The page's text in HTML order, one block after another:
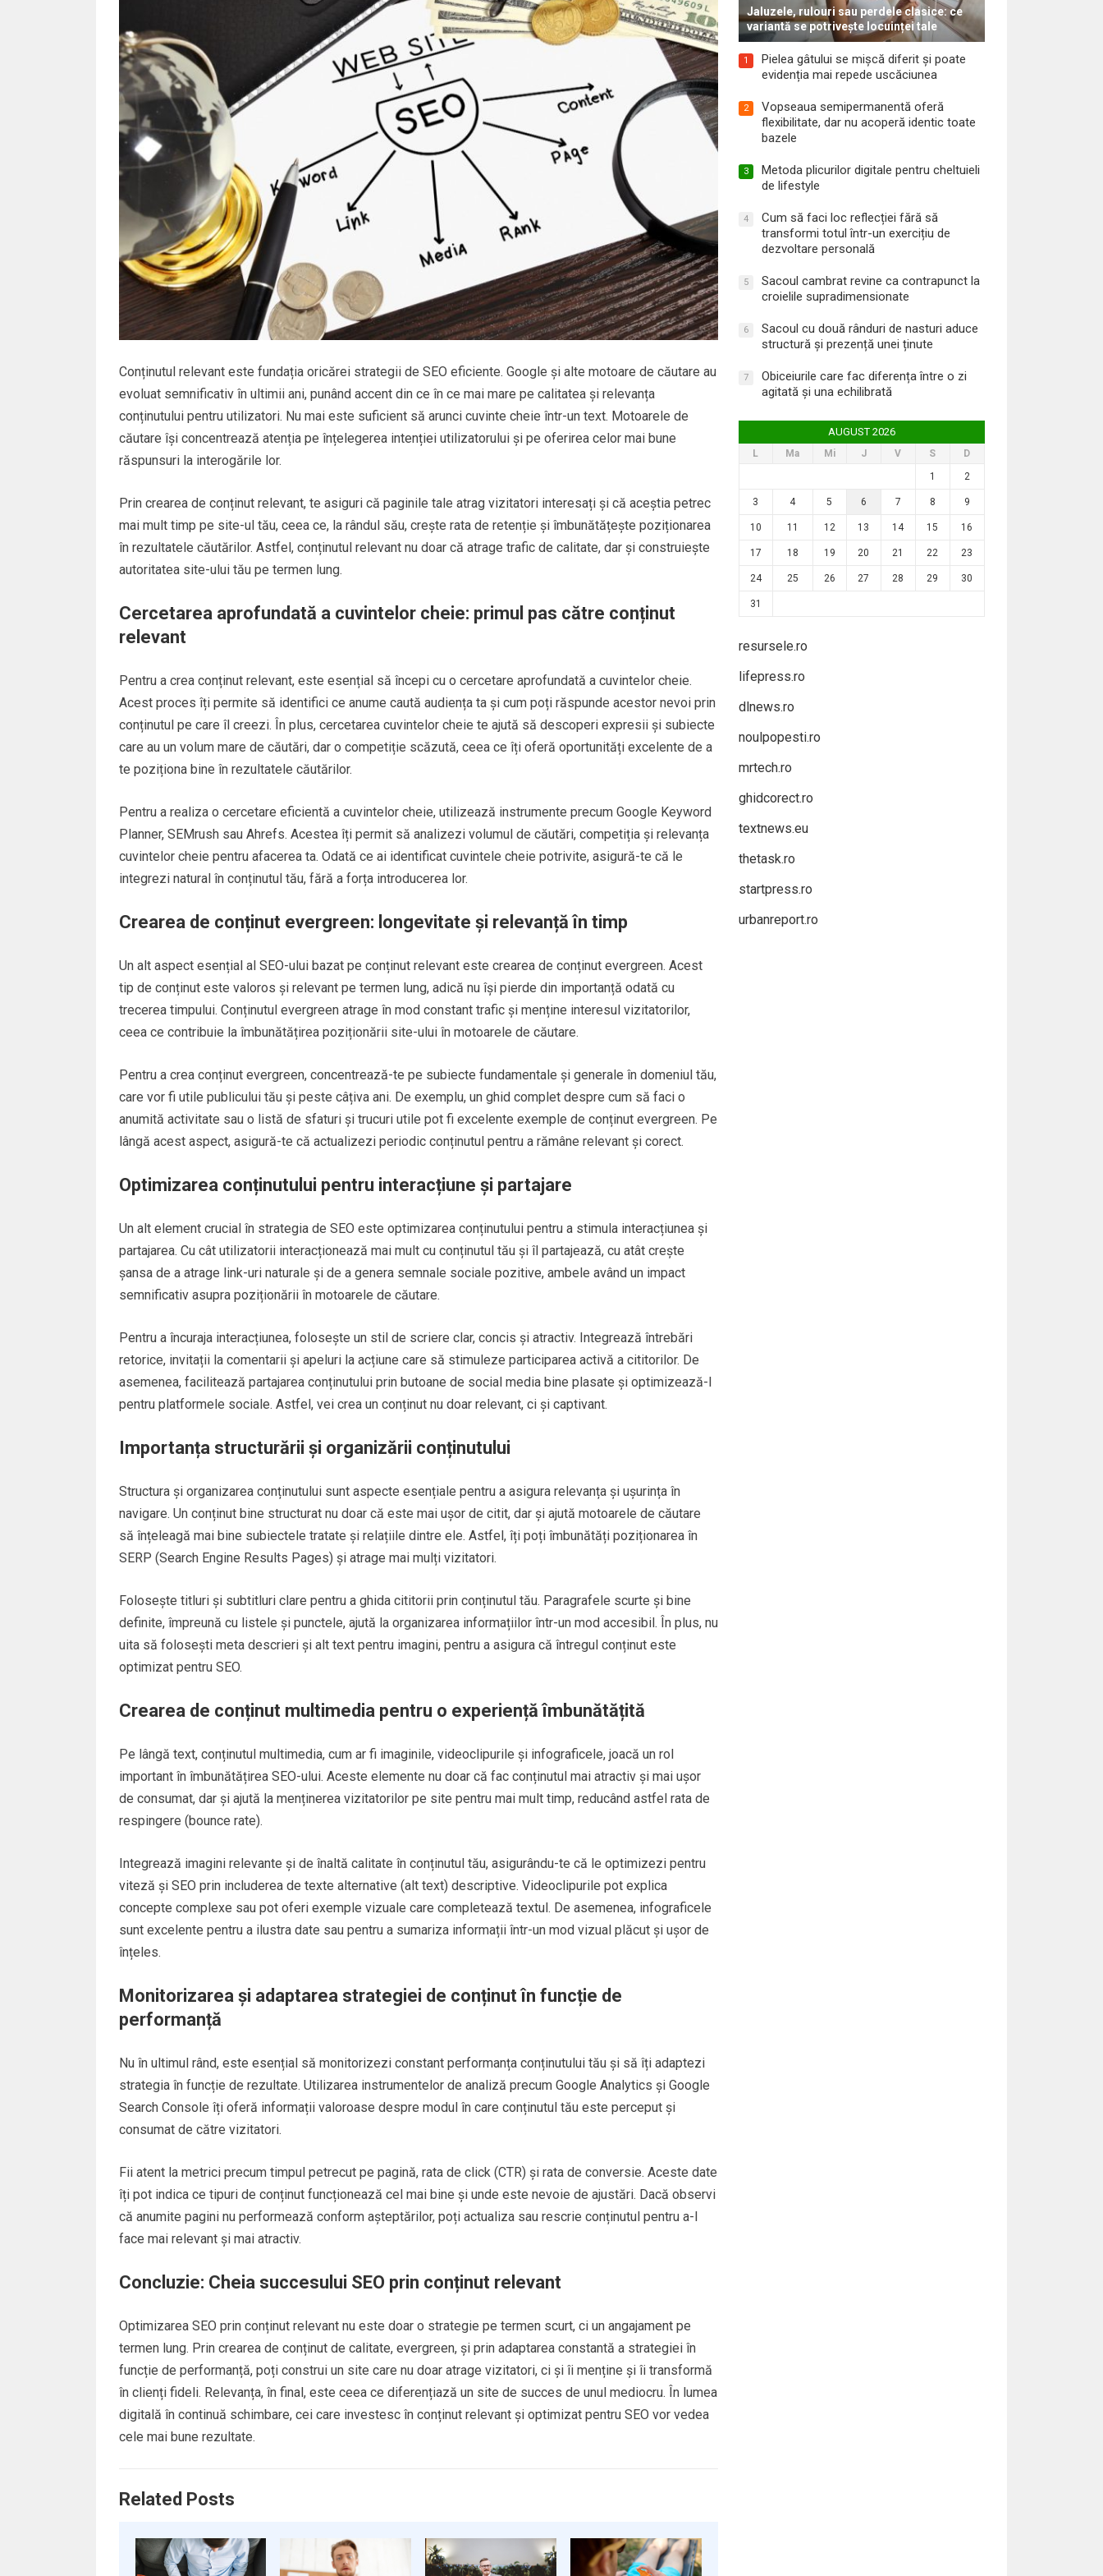
Conținutul relevant este fundația oricărei strategii de SEO eficiente. Google și alte motoare de căutare au
evoluat semnificativ în ultimii ani, punând accent din ce în ce mai mare pe calitatea și relevanța
conținutului pentru utilizatori. Nu mai este suficient să arunci cuvinte cheie într-un text. Motoarele de
căutare își concentrează atenția pe înțelegerea intenției utilizatorului și pe oferirea celor mai bune
răspunsuri la interogările lor.
Prin crearea de conținut relevant, te asiguri că paginile tale atrag vizitatori interesați și că aceștia petrec
mai mult timp pe site-ul tău, ceea ce, la rândul său, crește rata de retenție și îmbunătățește poziționarea
în rezultatele căutărilor. Astfel, conținutul relevant nu doar că atrage trafic de calitate, dar și construiește
autoritatea site-ului tău pe termen lung.
Cercetarea aprofundată a cuvintelor cheie: primul pas către conținut
relevant
Pentru a crea conținut relevant, este esențial să începi cu o cercetare aprofundată a cuvintelor cheie.
Acest proces îți permite să identifici ce anume caută audiența ta și cum poți răspunde acestor nevoi prin
conținutul pe care îl creezi. În plus, cercetarea cuvintelor cheie te ajută să descoperi expresii și subiecte
care au un volum mare de căutări, dar o competiție scăzută, ceea ce îți oferă oportunități excelente de a
te poziționa bine în rezultatele căutărilor.
Pentru a realiza o cercetare eficientă a cuvintelor cheie, utilizează instrumente precum Google Keyword
Planner, SEMrush sau Ahrefs. Acestea îți permit să analizezi volumul de căutări, competiția și relevanța
cuvintelor cheie pentru afacerea ta. Odată ce ai identificat cuvintele cheie potrivite, asigură-te că le
integrezi natural în conținutul tău, fără a forța introducerea lor.
Crearea de conținut evergreen: longevitate și relevanță în timp
Un alt aspect esențial al SEO-ului bazat pe conținut relevant este crearea de conținut evergreen. Acest
tip de conținut este valoros și relevant pe termen lung, adică nu își pierde din importanță odată cu
trecerea timpului. Conținutul evergreen atrage în mod constant trafic și menține interesul vizitatorilor,
ceea ce contribuie la îmbunătățirea poziționării site-ului în motoarele de căutare.
Pentru a crea conținut evergreen, concentrează-te pe subiecte fundamentale și generale în domeniul tău,
care vor fi utile publicului tău și peste câțiva ani. De exemplu, un ghid complet despre cum să faci o
anumită activitate sau o listă de sfaturi și trucuri utile pot fi excelente exemple de conținut evergreen. Pe
lângă acest aspect, asigură-te că actualizezi periodic conținutul pentru a rămâne relevant și corect.
Optimizarea conținutului pentru interacțiune și partajare
Un alt element crucial în strategia de SEO este optimizarea conținutului pentru a stimula interacțiunea și
partajarea. Cu cât utilizatorii interacționează mai mult cu conținutul tău și îl partajează, cu atât crește
șansa de a atrage link-uri naturale și de a genera semnale sociale pozitive, ambele având un impact
semnificativ asupra poziționării în motoarele de căutare.
Pentru a încuraja interacțiunea, folosește un stil de scriere clar, concis și atractiv. Integrează întrebări
retorice, invitații la comentarii și apeluri la acțiune care să stimuleze participarea activă a cititorilor. De
asemenea, facilitează partajarea conținutului prin butoane de social media bine plasate și optimizează-l
pentru platformele sociale. Astfel, vei crea un conținut nu doar relevant, ci și captivant.
Importanța structurării și organizării conținutului
Structura și organizarea conținutului sunt aspecte esențiale pentru a asigura relevanța și ușurința în
navigare. Un conținut bine structurat nu doar că este mai ușor de citit, dar și ajută motoarele de căutare
să înțeleagă mai bine subiectele tratate și relațiile dintre ele. Astfel, îți poți îmbunătăți poziționarea în
SERP (Search Engine Results Pages) și atrage mai mulți vizitatori.
Folosește titluri și subtitluri clare pentru a ghida cititorii prin conținutul tău. Paragrafele scurte și bine
definite, împreună cu listele și punctele, ajută la organizarea informațiilor într-un mod accesibil. În plus, nu
uita să folosești meta descrieri și alt text pentru imagini, pentru a asigura că întregul conținut este
optimizat pentru SEO.
Crearea de conținut multimedia pentru o experiență îmbunătățită
Pe lângă text, conținutul multimedia, cum ar fi imaginile, videoclipurile și infograficele, joacă un rol
important în îmbunătățirea SEO-ului. Aceste elemente nu doar că fac conținutul mai atractiv și mai ușor
de consumat, dar și ajută la menținerea vizitatorilor pe site pentru mai mult timp, reducând astfel rata de
respingere (bounce rate).
Integrează imagini relevante și de înaltă calitate în conținutul tău, asigurându-te că le optimizezi pentru
viteză și SEO prin includerea de texte alternative (alt text) descriptive. Videoclipurile pot explica
concepte complexe sau pot oferi exemple vizuale care completează textul. De asemenea, infograficele
sunt excelente pentru a ilustra date sau pentru a sumariza informații într-un mod vizual plăcut și ușor de
înțeles.
Monitorizarea și adaptarea strategiei de conținut în funcție de
performanță
Nu în ultimul rând, este esențial să monitorizezi constant performanța conținutului tău și să îți adaptezi
strategia în funcție de rezultate. Utilizarea instrumentelor de analiză precum Google Analytics și Google
Search Console îți oferă informații valoroase despre modul în care conținutul tău este perceput și
consumat de către vizitatori.
Fii atent la metrici precum timpul petrecut pe pagină, rata de click (CTR) și rata de conversie. Aceste date
îți pot indica ce tipuri de conținut funcționează cel mai bine și unde este nevoie de ajustări. Dacă observi
că anumite pagini nu performează conform așteptărilor, poți actualiza sau rescrie conținutul pentru a-l
face mai relevant și mai atractiv.
Concluzie: Cheia succesului SEO prin conținut relevant
Optimizarea SEO prin conținut relevant nu este doar o strategie pe termen scurt, ci un angajament pe
termen lung. Prin crearea de conținut de calitate, evergreen, și prin adaptarea constantă a strategiei în
funcție de performanță, poți construi un site care nu doar atrage vizitatori, ci și îi menține și îi transformă
în clienți fideli. Relevanța, în final, este ceea ce diferențiază un site de succes de unul mediocru. În lumea
digitală în continuă schimbare, cei care investesc în conținut relevant și optimizat pentru SEO vor vedea
cele mai bune rezultate.
Related Posts
Jaluzele, rulouri sau perdele clasice: ce
variantă se potrivește locuinței tale
1
Pielea gâtului se mișcă diferit și poate
evidenția mai repede uscăciunea
2
Vopseaua semipermanentă oferă
flexibilitate, dar nu acoperă identic toate
bazele
3
Metoda plicurilor digitale pentru cheltuieli
de lifestyle
4
Cum să faci loc reflecției fără să
transformi totul într-un exercițiu de
dezvoltare personală
5
Sacoul cambrat revine ca contrapunct la
croielile supradimensionate
6
Sacoul cu două rânduri de nasturi aduce
structură și prezență unei ținute
7
Obiceiurile care fac diferența între o zi
agitată și una echilibrată
AUGUST 2026
L Ma Mi J V S
D
1
2
3 4 5 6 7 8 9
10 11 12 13 14 15 16
17 18 19 20 21 22 23
24 25 26 27 28 29 30
31
resursele.ro
lifepress.ro
dlnews.ro
noulpopesti.ro
mrtech.ro
ghidcorect.ro
textnews.eu
thetask.ro
startpress.ro
urbanreport.ro